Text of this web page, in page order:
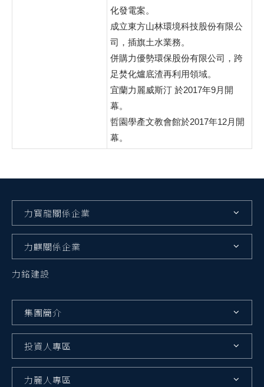
化發電案。
成立東方山林環境科技股份有限公
司，插旗土水業務。
併購力優勢環保股份有限公司，跨
足焚化爐底渣再利用領域。
宜蘭力麗威斯汀 於2017年9月開
幕。
哲園學產文教會館於2017年12月開
幕。
力寳龍關係企業
力麒關係企業
力銘建設
集團簡介
投資人專區
力麗人專區